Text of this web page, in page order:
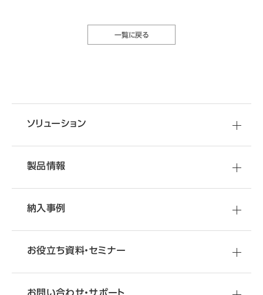
一覧に戻る
オフィス移転・改善のことなら
お困りごとに関する
さまざまな情報をご提供しています
ソリューション
製品情報
納入事例
お役立ち資料・セミナー
お問い合わせ・サポート